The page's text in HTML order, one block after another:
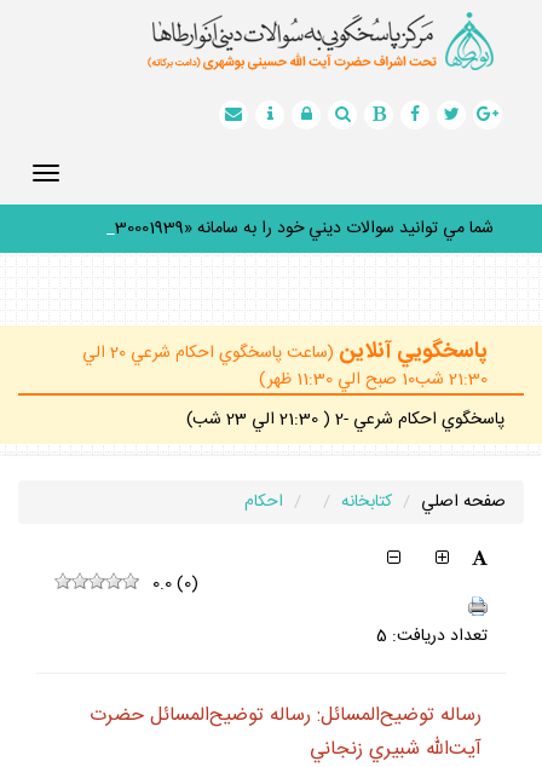
شما مي توانيد سوالات ديني خود را به سامانه «30001939» پ
پاسخگويي آنلاين
(ساعت پاسخگوي احكام شرعي 20 الي
21:30 شب10 صبح الي 11:30 ظهر)
پاسخگوي احكام شرعي -2 ( 21:30 الي 23 شب)
صفحه اصلي كتابخانه احكام
0.0(0)
تعداد دريافت: 5
رساله توضيح‌المسائل: رساله توضيح‌المسائل حضرت
آيت‌الله شبيري زنجاني